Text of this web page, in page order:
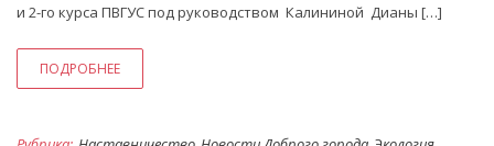
и 2-го курса ПВГУС под руководством Калининой Дианы […]
ПОДРОБНЕЕ